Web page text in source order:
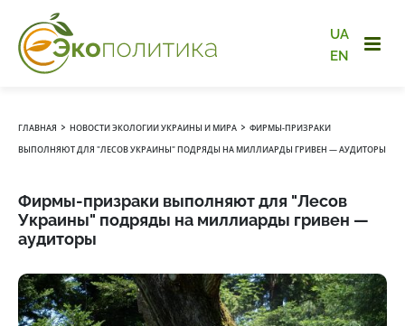
UA
EN
ГЛАВНАЯ › НОВОСТИ ЭКОЛОГИИ УКРАИНЫ И МИРА › ФИРМЫ-ПРИЗРАКИ
ВЫПОЛНЯЮТ ДЛЯ "ЛЕСОВ УКРАИНЫ" ПОДРЯДЫ НА МИЛЛИАРДЫ ГРИВЕН — АУДИТОРЫ
Фирмы-призраки выполняют для "Лесов
Украины" подряды на миллиарды гривен —
аудиторы